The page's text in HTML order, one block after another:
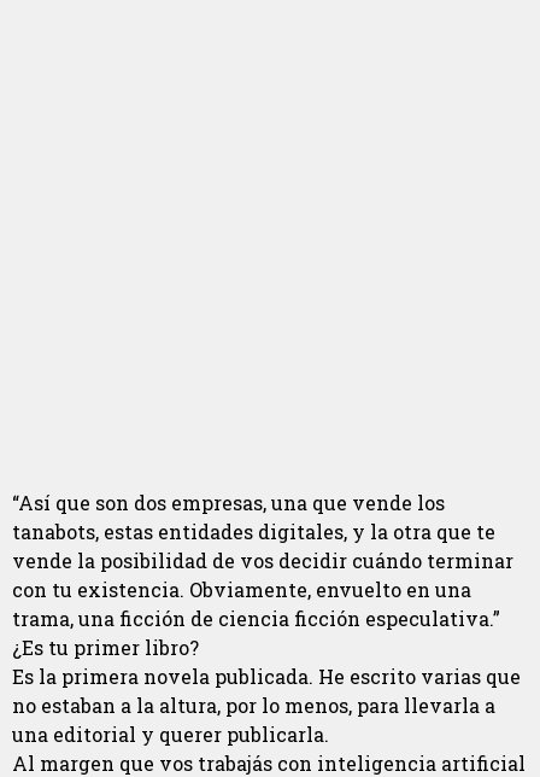
“Así que son dos empresas, una que vende los
tanabots, estas entidades digitales, y la otra que te
vende la posibilidad de vos decidir cuándo terminar
con tu existencia. Obviamente, envuelto en una
trama, una ficción de ciencia ficción especulativa.”
¿Es tu primer libro?
Es la primera novela publicada. He escrito varias que
no estaban a la altura, por lo menos, para llevarla a
una editorial y querer publicarla.
Al margen que vos trabajás con inteligencia artificial